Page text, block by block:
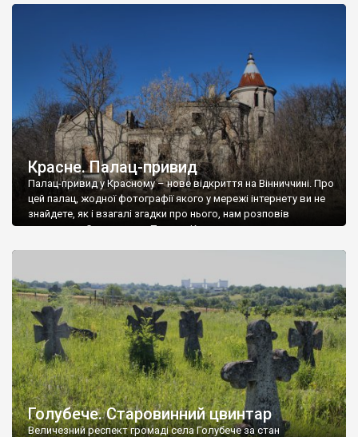
Красне. Палац-привид
Палац-привид у Красному – нове відкриття на Вінниччині. Про
цей палац, жодної фотографії якого у мережі інтернету ви не
знайдете, як і взагалі згадки про нього, нам розповів
мешканець Самгородка. Палац у Красному вразив не лише
Голубече. Старовинний цвинтар
Величезний респект громаді села Голубече за стан